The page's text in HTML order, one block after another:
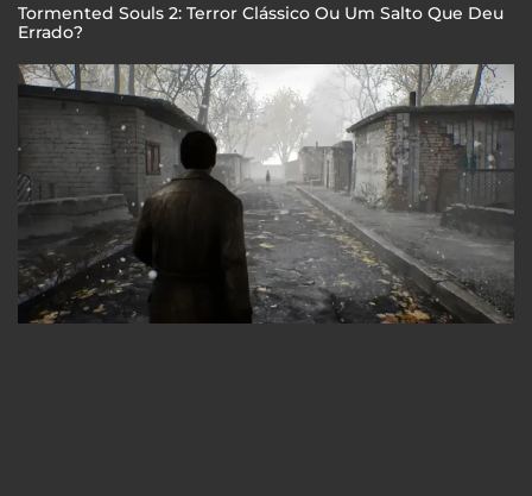
Tormented Souls 2: Terror Clássico Ou Um Salto Que Deu
Errado?